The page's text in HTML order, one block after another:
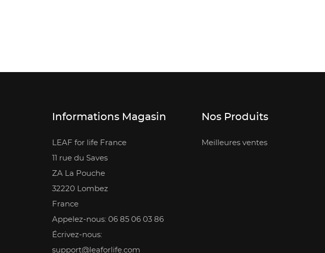
Informations Magasin
LEAF for life France
11 rue du Saves
ZA La Pouche
32220 Lombez
France
Appelez-nous: 06 85 06 03 86
Écrivez-nous:
support@leaforlife.com
Nos Produits
Meilleures ventes